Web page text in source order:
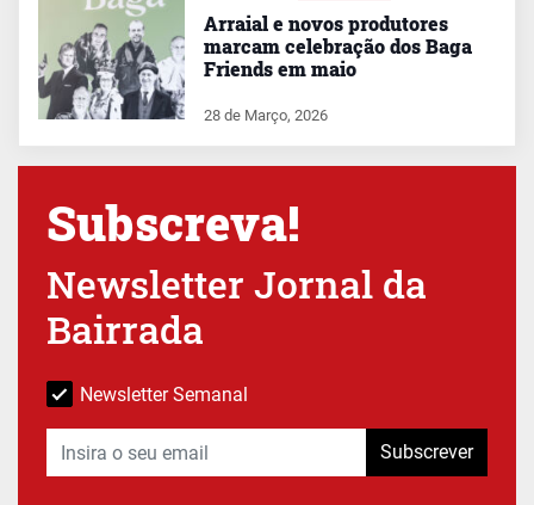
Arraial e novos produtores
marcam celebração dos Baga
Friends em maio
28 de Março, 2026
Subscreva!
Newsletter Jornal da
Bairrada
Newsletter Semanal
Subscrever